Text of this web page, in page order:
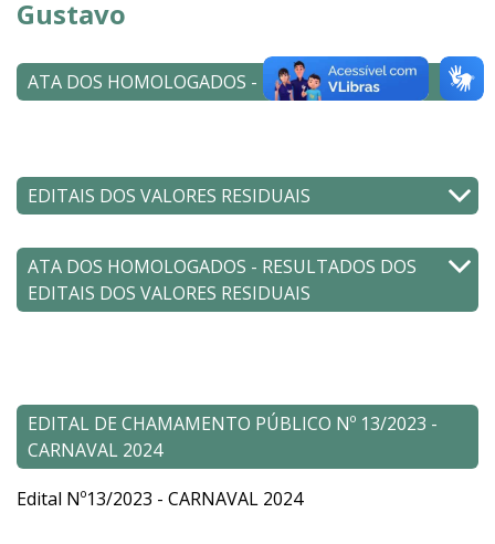
Gustavo
ATA DOS HOMOLOGADOS - RESULTADOS
EDITAIS DOS VALORES RESIDUAIS
ATA DOS HOMOLOGADOS - RESULTADOS DOS
EDITAIS DOS VALORES RESIDUAIS
EDITAL DE CHAMAMENTO PÚBLICO Nº 13/2023 -
CARNAVAL 2024
Edital Nº13/2023 - CARNAVAL 2024